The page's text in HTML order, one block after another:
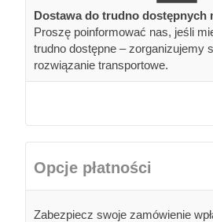
Dostawa do trudno dostępnych
Proszę poinformować nas, jeśli
trudno dostępne – zorganizujemy
rozwiązanie transportowe.
Opcje płatności
Zabezpiecz swoje zamówienie